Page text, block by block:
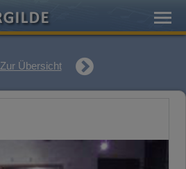
Zur Übersicht